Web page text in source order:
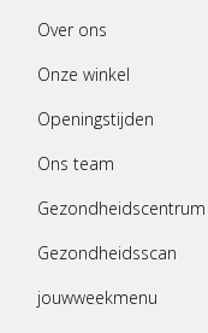
Over ons
Onze winkel
Openingstijden
Ons team
Gezondheidscentrum
Gezondheidsscan
jouwweekmenu